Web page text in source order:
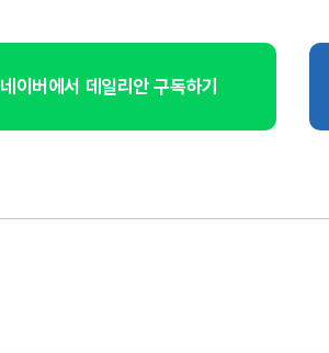
네이버에서 데일리안 구독하기